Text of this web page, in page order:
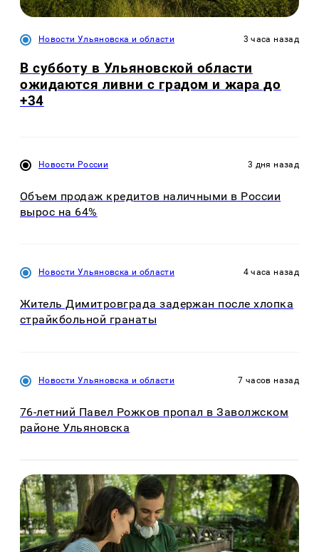
Новости Ульяновска и области 3 часа назад
В субботу в Ульяновской области
ожидаются ливни с градом и жара до
+34
Новости России 3 дня назад
Объем продаж кредитов наличными в России
вырос на 64%
Новости Ульяновска и области 4 часа назад
Житель Димитровграда задержан после хлопка
страйкбольной гранаты
Новости Ульяновска и области 7 часов назад
76-летний Павел Рожков пропал в Заволжском
районе Ульяновска